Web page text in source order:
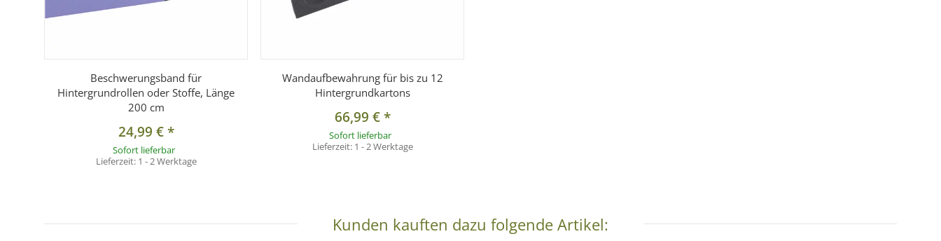
Beschwerungsband für
Hintergrundrollen oder Stoffe, Länge
200 cm
24,99 €*
Sofort lieferbar
Lieferzeit: 1 - 2 Werktage
Wandaufbewahrung für bis zu 12
Hintergrundkartons
66,99 €*
Sofort lieferbar
Lieferzeit: 1 - 2 Werktage
Kunden kauften dazu folgende Artikel: